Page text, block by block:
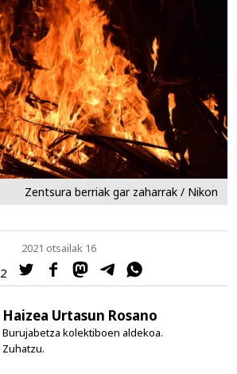
Zentsura berriak gar zaharrak / Nikon
2
2021 otsailak 16
Haizea Urtasun Rosano
Burujabetza kolektiboen aldekoa.
Zuhatzu.